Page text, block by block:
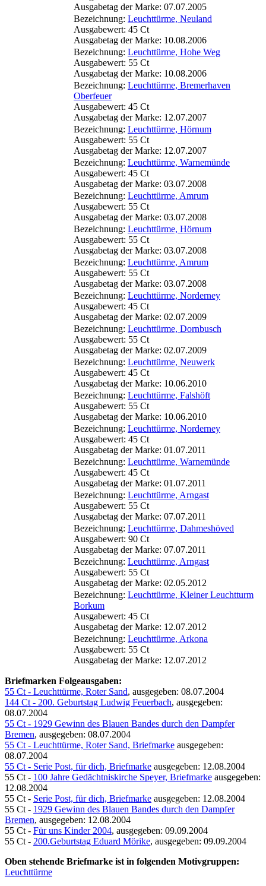
Ausgabetag der Marke: 07.07.2005
Bezeichnung: Leuchttürme, Neuland
Ausgabewert: 45 Ct
Ausgabetag der Marke: 10.08.2006
Bezeichnung: Leuchttürme, Hohe Weg
Ausgabewert: 55 Ct
Ausgabetag der Marke: 10.08.2006
Bezeichnung: Leuchttürme, Bremerhaven
Oberfeuer
Ausgabewert: 45 Ct
Ausgabetag der Marke: 12.07.2007
Bezeichnung: Leuchttürme, Hörnum
Ausgabewert: 55 Ct
Ausgabetag der Marke: 12.07.2007
Bezeichnung: Leuchttürme, Warnemünde
Ausgabewert: 45 Ct
Ausgabetag der Marke: 03.07.2008
Bezeichnung: Leuchttürme, Amrum
Ausgabewert: 55 Ct
Ausgabetag der Marke: 03.07.2008
Bezeichnung: Leuchttürme, Hörnum
Ausgabewert: 55 Ct
Ausgabetag der Marke: 03.07.2008
Bezeichnung: Leuchttürme, Amrum
Ausgabewert: 55 Ct
Ausgabetag der Marke: 03.07.2008
Bezeichnung: Leuchttürme, Norderney
Ausgabewert: 45 Ct
Ausgabetag der Marke: 02.07.2009
Bezeichnung: Leuchttürme, Dornbusch
Ausgabewert: 55 Ct
Ausgabetag der Marke: 02.07.2009
Bezeichnung: Leuchttürme, Neuwerk
Ausgabewert: 45 Ct
Ausgabetag der Marke: 10.06.2010
Bezeichnung: Leuchttürme, Falshöft
Ausgabewert: 55 Ct
Ausgabetag der Marke: 10.06.2010
Bezeichnung: Leuchttürme, Norderney
Ausgabewert: 45 Ct
Ausgabetag der Marke: 01.07.2011
Bezeichnung: Leuchttürme, Warnemünde
Ausgabewert: 45 Ct
Ausgabetag der Marke: 01.07.2011
Bezeichnung: Leuchttürme, Arngast
Ausgabewert: 55 Ct
Ausgabetag der Marke: 07.07.2011
Bezeichnung: Leuchttürme, Dahmeshöved
Ausgabewert: 90 Ct
Ausgabetag der Marke: 07.07.2011
Bezeichnung: Leuchttürme, Arngast
Ausgabewert: 55 Ct
Ausgabetag der Marke: 02.05.2012
Bezeichnung: Leuchttürme, Kleiner Leuchtturm
Borkum
Ausgabewert: 45 Ct
Ausgabetag der Marke: 12.07.2012
Bezeichnung: Leuchttürme, Arkona
Ausgabewert: 55 Ct
Ausgabetag der Marke: 12.07.2012
Briefmarken Folgeausgaben:
55 Ct - Leuchttürme, Roter Sand, ausgegeben: 08.07.2004
144 Ct - 200. Geburtstag Ludwig Feuerbach, ausgegeben:
08.07.2004
55 Ct - 1929 Gewinn des Blauen Bandes durch den Dampfer
Bremen, ausgegeben: 08.07.2004
55 Ct - Leuchttürme, Roter Sand, Briefmarke ausgegeben:
08.07.2004
55 Ct - Serie Post, für dich, Briefmarke ausgegeben: 12.08.2004
55 Ct - 100 Jahre Gedächtniskirche Speyer, Briefmarke ausgegeben:
12.08.2004
55 Ct - Serie Post, für dich, Briefmarke ausgegeben: 12.08.2004
55 Ct - 1929 Gewinn des Blauen Bandes durch den Dampfer
Bremen, ausgegeben: 12.08.2004
55 Ct - Für uns Kinder 2004, ausgegeben: 09.09.2004
55 Ct - 200.Geburtstag Eduard Mörike, ausgegeben: 09.09.2004
Oben stehende Briefmarke ist in folgenden Motivgruppen:
Leuchttürme